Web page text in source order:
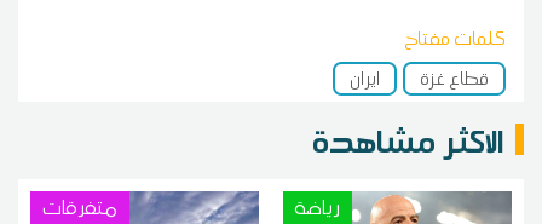
كلمات مفتاح
قطاع غزة
ايران
الاكثر مشاهدة
رياضة متفرقات